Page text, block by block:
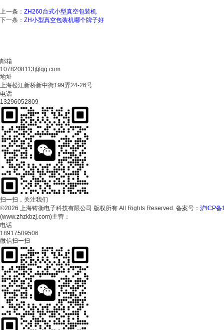
上一条： ZH260台式小型真空包装机
下一条： ZH小型真空包装机哪个牌子好
邮箱
1078208113@qq.com
地址
上海松江新桥新中街199弄24-26号
电话
13296052809
扫一扫，关注我们
©2026 上海铸衡电子科技有限公司 版权所有 All Rights Reserved. 备案号： 沪ICP
(www.zhzkbzj.com)主营：
电话
18917509506
微信扫一扫